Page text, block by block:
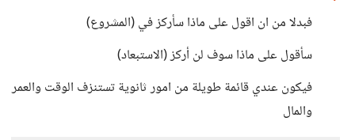
فبدلا من ان اقول على ماذا سأركز في (المشروع)
سأقول على ماذا سوف لن أركز (الاستبعاد)
فيكون عندي قائمة طويلة من امور ثانوية تستنزف الوقت والعمر
والمال